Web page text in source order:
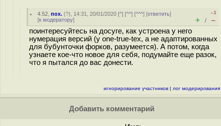
4.52 ,пох. (?), 14:31, 20/01/2020 [^] [^^] [^^^] [ответить]
[к модератору]
–1
+ / –
поинтересуйтесь на досуге, как устроена у него
нумерация версий (у one-true-tex, а не адаптированных
для бубунточки форков, разумеется). А потом, когда
узнаете кое-что новое для себя, подумайте еще разок,
что я пытался до вас донести.
игнорирование участников | лог модерирования
Добавить комментарий